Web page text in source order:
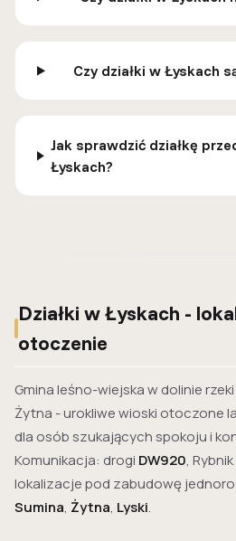
Czy działki w Łyskach
Jak sprawdzić działkę
Łyskach?
Działki w Łyskach -
otoczenie
Gmina leśno-wiejska w dolinie
Żytna - urokliwe wioski otoczone
dla osób szukających spokoju i
Komunikacja: drogi DW920,
lokalizacje pod zabudowę
Sumina, Żytna, Lyski.